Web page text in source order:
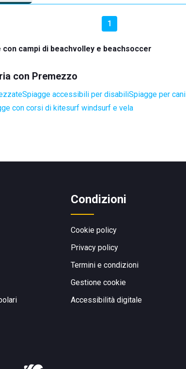
1
con campi di beachvolley e beachsoccer
con Premezzo
Spiagge accessibili per disabiliSpiagge per cani
con corsi di kitesurf windsurf e vela
Condizioni
Cookie policy
Privacy policy
Termini e condizioni
Gestione cookie
Accessibilità digitale